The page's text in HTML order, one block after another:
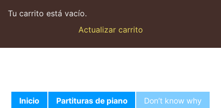
Tu carrito está vacío.
Actualizar carrito
Inicio Partituras de piano Don’t know why